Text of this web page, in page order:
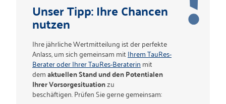
Unser Tipp: Ihre Chancen
nutzen
Ihre jährliche Wertmitteilung ist der perfekte
Anlass, um sich gemeinsam mit Ihrem TauRes-
Berater oder Ihrer TauRes-Beraterin mit
demaktuellen Stand und den Potentialen
Ihrer Vorsorgesituationzu
beschäftigen. Prüfen Sie gerne gemeinsam: